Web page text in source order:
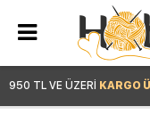
950 TL VE ÜZERİ KARGO